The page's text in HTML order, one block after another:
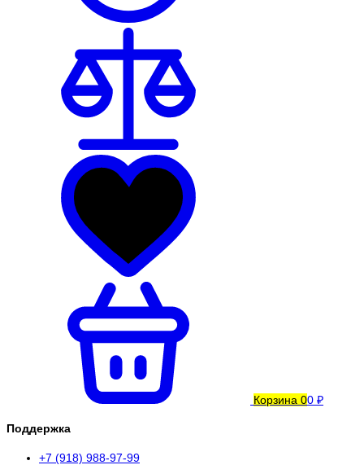
Корзина 00 ₽
Поддержка
+7 (918) 988-97-99